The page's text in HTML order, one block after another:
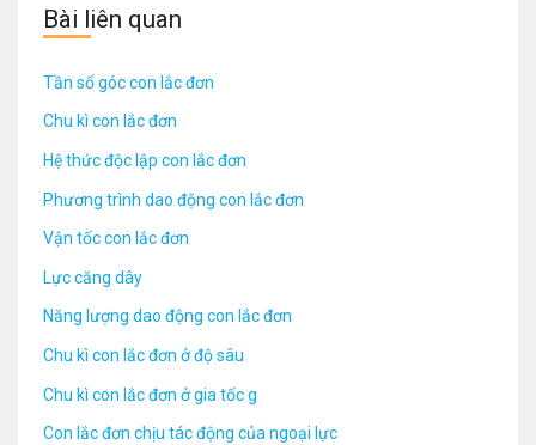
Bài liên quan
Tần số góc con lắc đơn
Chu kì con lắc đơn
Hệ thức độc lập con lắc đơn
Phương trình dao động con lắc đơn
Vận tốc con lắc đơn
Lực căng dây
Năng lượng dao động con lắc đơn
Chu kì con lắc đơn ở độ sâu
Chu kì con lắc đơn ở gia tốc g
Con lắc đơn chịu tác động của ngoại lực